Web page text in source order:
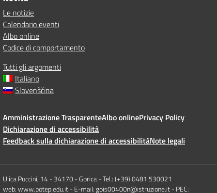
Le notizie
Calendario eventi
Albo online
Codice di comportamento
Tutti gli argomenti
Italiano
Slovenščina
Amministrazione TrasparenteAlbo onlinePrivacy Policy
Dichiarazione di accessibilità
Feedback sulla dichiarazione di accessibilitàNote legali
Ulica Puccini, 14 - 34170 - Gorica - Tel.: (+39) 0481 530021
web: www.potep.edu.it - E-mail: gois00400n@istruzione.it - PEC: